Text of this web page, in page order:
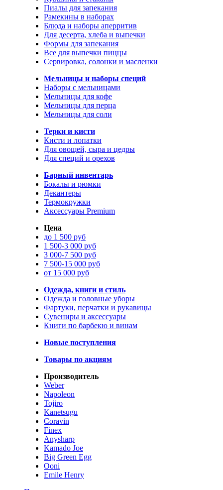
Пиалы для запекания
Рамекины в наборах
Блюда и наборы аперритив
Для десерта, хлеба и выпечки
Формы для запекания
Все для выпечки пиццы
Сервировка, солонки и масленки
Мельницы и наборы специй
Наборы с мельницами
Мельницы для кофе
Мельницы для перца
Мельницы для соли
Терки и кисти
Кисти и лопатки
Для овощей, сыра и цедры
Для специй и орехов
Барный инвентарь
Бокалы и рюмки
Декантеры
Термокружки
Аксессуары Premium
Цена
до 1 500 руб
1 500-3 000 руб
3 000-7 500 руб
7 500-15 000 руб
от 15 000 руб
Одежда, книги и стиль
Одежда и головные уборы
Фартуки, перчатки и рукавицы
Сувениры и аксессуары
Книги по барбекю и винам
Новые поступления
Товары по акциям
Производитель
Weber
Napoleon
Tojiro
Kanetsugu
Coravin
Finex
Anysharp
Kamado Joe
Big Green Egg
Ooni
Emile Henry